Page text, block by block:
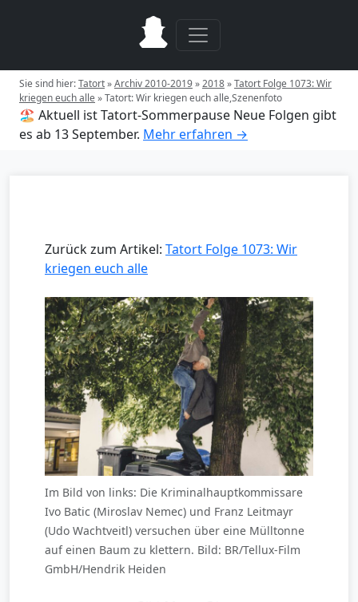
Sie sind hier:Tatort»Archiv 2010-2019»2018»Tatort Folge 1073: Wir
kriegen euch alle»Tatort: Wir kriegen euch alle,Szenenfoto
🏖️ Aktuell ist Tatort-Sommerpause Neue Folgen gibt
es ab 13 September. Mehr erfahren →
Zurück zum Artikel: Tatort Folge 1073: Wir
kriegen euch alle
Im Bild von links: Die Kriminalhauptkommissare
Ivo Batic (Miroslav Nemec) und Franz Leitmayr
(Udo Wachtveitl) versuchen über eine Mülltonne
auf einen Baum zu klettern. Bild: BR/Tellux-Film
GmbH/Hendrik Heiden